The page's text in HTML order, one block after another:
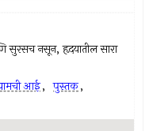
नसून, हृदयातील सारा
आई, पुस्तक,